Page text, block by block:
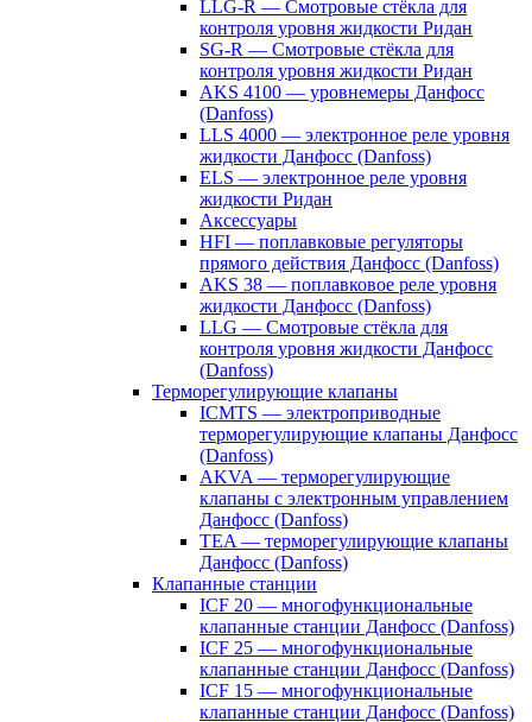
LLG-R — Смотровые стёкла для
контроля уровня жидкости Ридан
SG-R — Смотровые стёкла для
контроля уровня жидкости Ридан
AKS 4100 — уровнемеры Данфосс
(Danfoss)
LLS 4000 — электронное реле уровня
жидкости Данфосс (Danfoss)
ELS — электронное реле уровня
жидкости Ридан
Аксессуары
HFI — поплавковые регуляторы
прямого действия Данфосс (Danfoss)
AKS 38 — поплавковое реле уровня
жидкости Данфосс (Danfoss)
LLG — Смотровые стёкла для
контроля уровня жидкости Данфосс
(Danfoss)
Терморегулирующие клапаны
ICMTS — электроприводные
терморегулирующие клапаны Данфосс
(Danfoss)
AKVA — терморегулирующие
клапаны с электронным управлением
Данфосс (Danfoss)
TEA — терморегулирующие клапаны
Данфосс (Danfoss)
Клапанные станции
ICF 20 — многофункциональные
клапанные станции Данфосс (Danfoss)
ICF 25 — многофункциональные
клапанные станции Данфосс (Danfoss)
ICF 15 — многофункциональные
клапанные станции Данфосс (Danfoss)